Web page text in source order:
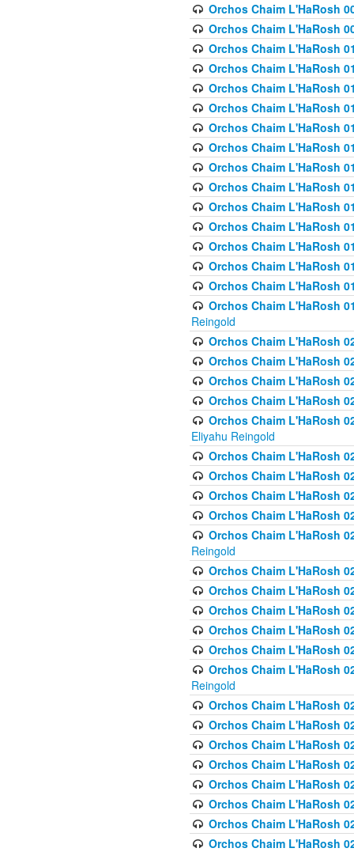
Orchos Chaim L'HaRosh
Orchos Chaim L'HaRosh
Orchos Chaim L'HaRosh
Orchos Chaim L'HaRosh
Orchos Chaim L'HaRosh
Orchos Chaim L'HaRosh
Orchos Chaim L'HaRosh
Orchos Chaim L'HaRosh
Orchos Chaim L'HaRosh
Orchos Chaim L'HaRosh
Orchos Chaim L'HaRosh
Orchos Chaim L'HaRosh
Orchos Chaim L'HaRosh
Orchos Chaim L'HaRosh
Orchos Chaim L'HaRosh
Orchos Chaim L'HaRosh
Reingold
Orchos Chaim L'HaRosh
Orchos Chaim L'HaRosh
Orchos Chaim L'HaRosh
Orchos Chaim L'HaRosh
Orchos Chaim L'HaRosh
Eliyahu Reingold
Orchos Chaim L'HaRosh
Orchos Chaim L'HaRosh
Orchos Chaim L'HaRosh
Orchos Chaim L'HaRosh
Orchos Chaim L'HaRosh
Reingold
Orchos Chaim L'HaRosh
Orchos Chaim L'HaRosh
Orchos Chaim L'HaRosh
Orchos Chaim L'HaRosh
Orchos Chaim L'HaRosh
Orchos Chaim L'HaRosh
Reingold
Orchos Chaim L'HaRosh
Orchos Chaim L'HaRosh
Orchos Chaim L'HaRosh
Orchos Chaim L'HaRosh
Orchos Chaim L'HaRosh
Orchos Chaim L'HaRosh
Orchos Chaim L'HaRosh
Orchos Chaim L'HaRosh